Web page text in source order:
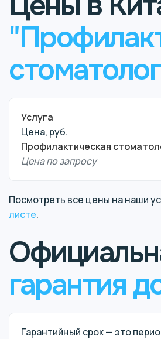
Услуга
Цена, руб.
Профилактическая
Цена по запросу
Посмотреть все цены на наши
листе.
гарантия
Гарантийный срок — это